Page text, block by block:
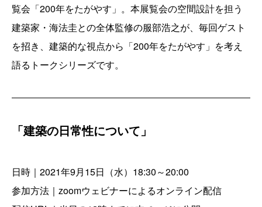
覧会「200年をたがやす」。本展覧会の空間設計を担う
建築家・海法圭との全体監修の服部浩之が、毎回ゲスト
を招き、建築的な視点から「200年をたがやす」を考え
語るトークシリーズです。
「建築の日常性について」
日時｜2021年9月15日（水）18:30～20:00
参加方法｜zoomウェビナーによるオンライン配信